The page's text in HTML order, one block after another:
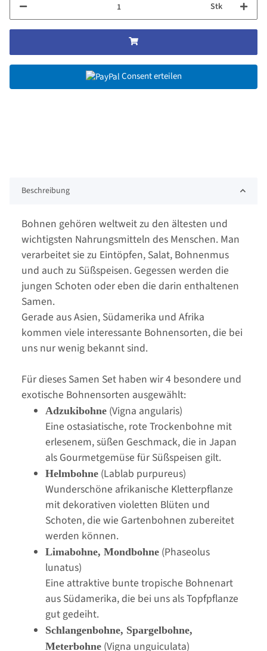
Stk
Consent erteilen
Beschreibung
Bohnen gehören weltweit zu den ältesten und
wichtigsten Nahrungsmitteln des Menschen. Man
verarbeitet sie zu Eintöpfen, Salat, Bohnenmus
und auch zu Süßspeisen. Gegessen werden die
jungen Schoten oder eben die darin enthaltenen
Samen.
Gerade aus Asien, Südamerika und Afrika
kommen viele interessante Bohnensorten, die bei
uns nur wenig bekannt sind.
Für dieses Samen Set haben wir 4 besondere und
exotische Bohnensorten ausgewählt:
Adzukibohne (Vigna angularis)
Eine ostasiatische, rote Trockenbohne mit
erlesenem, süßen Geschmack, die in Japan
als Gourmetgemüse für Süßspeisen gilt.
Helmbohne (Lablab purpureus)
Wunderschöne afrikanische Kletterpflanze
mit dekorativen violetten Blüten und
Schoten, die wie Gartenbohnen zubereitet
werden können.
Limabohne, Mondbohne (Phaseolus
lunatus)
Eine attraktive bunte tropische Bohnenart
aus Südamerika, die bei uns als Topfpflanze
gut gedeiht.
Schlangenbohne, Spargelbohne,
Meterbohne (Vigna unguiculata)